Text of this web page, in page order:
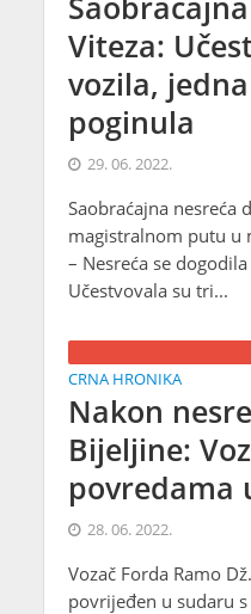
Viteza:
vozila,
poginula
29. 06. 2022.
Saobraćajna nesreća
magistralnom putu u
– Nesreća se
Učestvovala su tri...
CRNA HRONIKA
Nakon
Bijeljine:
povredama
28. 06. 2022.
Vozač Forda Ramo
povrijeđen u sudaru